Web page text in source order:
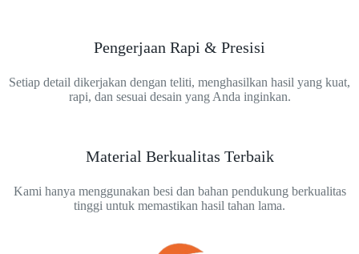
Pengerjaan Rapi & Presisi
Setiap detail dikerjakan dengan teliti, menghasilkan hasil yang kuat,
rapi, dan sesuai desain yang Anda inginkan.
Material Berkualitas Terbaik
Kami hanya menggunakan besi dan bahan pendukung berkualitas
tinggi untuk memastikan hasil tahan lama.